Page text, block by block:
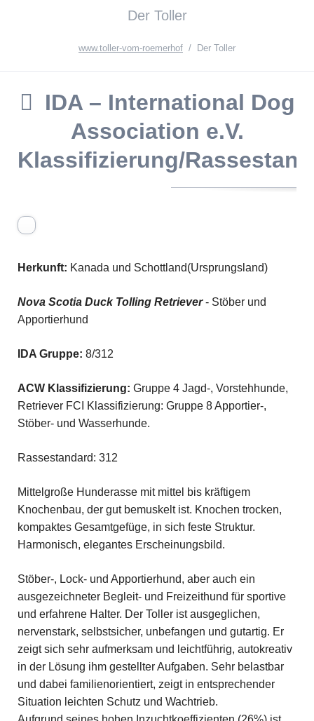
Der Toller
www.toller-vom-roemerhof Der Toller
IDA – International Dog
Association e.V.
Klassifizierung/
Herkunft: Kanada und Schottland(Ursprungsland)
Nova Scotia Duck Tolling Retriever- Stöber und
Apportierhund
IDA Gruppe: 8/312
ACW Klassifizierung: Gruppe 4 Jagd-, Vorstehhunde,
Retriever FCI Klassifizierung: Gruppe 8 Apportier-,
Stöber- und Wasserhunde.
Rassestandard: 312
Mittelgroße Hunderasse mit mittel bis kräftigem
Knochenbau, der gut bemuskelt ist. Knochen trocken,
kompaktes Gesamtgefüge, in sich feste Struktur.
Harmonisch, elegantes Erscheinungsbild.
Stöber-, Lock- und Apportierhund, aber auch ein
ausgezeichneter Begleit- und Freizeithund für sportive
und erfahrene Halter. Der Toller ist ausgeglichen,
nervenstark, selbstsicher, unbefangen und gutartig. Er
zeigt sich sehr aufmerksam und leichtführig, autokreativ
in der Lösung ihm gestellter Aufgaben. Sehr belastbar
und dabei familienorientiert, zeigt in entsprechender
Situation leichten Schutz und Wachtrieb.